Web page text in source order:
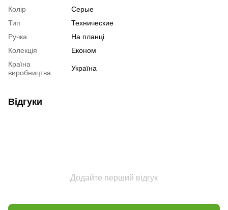
Колір
Серые
Тип
Технические
Ручка
На планці
Колекція
Економ
Країна
виробництва
Україна
Відгуки
Додайте перший відгук